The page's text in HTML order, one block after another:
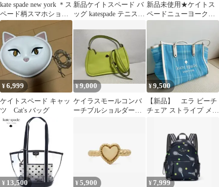
kate spade new york ＊ス
ペード柄スマホショル
ダー
新品ケイトスペード バ
ッグ katespade テニス
新品未使用★ケイトス
ペードニューヨーク
ネックレス ピアスセ
¥6,999
ケイトスペード キャッ
ツ Cat's バッグ
¥9,000
ケイラスモールコンバ
ーチブルショルダーバ
¥9,500
【新品】 エラ ビーチ
チェア ストライプ メッ
¥ 13,500 ¥5,900 ¥ 7,999